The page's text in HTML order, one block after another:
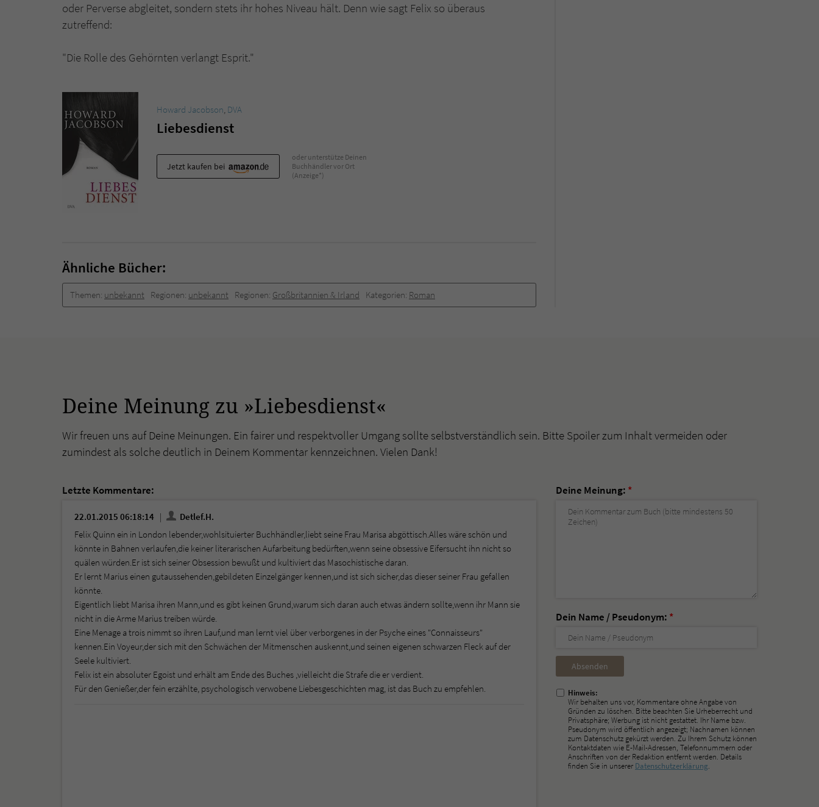
oder Perverse abgleitet, sondern stets ihr hohes Niveau hält. Denn wie sagt Felix so überaus
zutreffend:
"Die Rolle des Gehörnten verlangt Esprit."
Howard Jacobson, DVA
Liebesdienst
Jetzt kaufen bei
oder unterstütze Deinen
Buchhändler vor Ort
(Anzeige*)
Ähnliche Bücher:
Themen: unbekannt Regionen: unbekannt Regionen: Großbritannien & Irland Kategorien: Roman
Deine Meinung zu »Liebesdienst«
Wir freuen uns auf Deine Meinungen. Ein fairer und respektvoller Umgang sollte selbstverständlich sein. Bitte Spoiler zum Inhalt vermeiden oder
zumindest als solche deutlich in Deinem Kommentar kennzeichnen. Vielen Dank!
Letzte Kommentare:
22.01.2015 06:18:14
Detlef.H.
Felix Quinn ein in London lebender,wohlsituierter Buchhändler,liebt seine Frau Marisa abgöttisch.Alles wäre schön und
könnte in Bahnen verlaufen,die keiner literarischen Aufarbeitung bedürften,wenn seine obsessive Eifersucht ihn nicht so
quälen würden.Er ist sich seiner Obsession bewußt und kultiviert das Masochistische daran.
Er lernt Marius einen gutaussehenden,gebildeten Einzelgänger kennen,und ist sich sicher,das dieser seiner Frau gefallen
könnte.
Eigentlich liebt Marisa ihren Mann,und es gibt keinen Grund,warum sich daran auch etwas ändern sollte,wenn ihr Mann sie
nicht in die Arme Marius treiben würde.
Eine Menage a trois nimmt so ihren Lauf,und man lernt viel über verborgenes in der Psyche eines "Connaisseurs"
kennen.Ein Voyeur,der sich mit den Schwächen der Mitmenschen auskennt,und seinen eigenen schwarzen Fleck auf der
Seele kultiviert.
Felix ist ein absoluter Egoist und erhält am Ende des Buches ,vielleicht die Strafe die er verdient.
Für den Genießer,der fein erzählte, psychologisch verwobene Liebesgeschichten mag, ist das Buch zu empfehlen.
Deine Meinung: *
Dein Name / Pseudonym: *
Nicht
ausfüllen!
Hinweis:
Wir behalten uns vor, Kommentare ohne Angabe von
Gründen zu löschen. Bitte beachten Sie Urheberrecht und
Privatsphäre; Werbung ist nicht gestattet. Ihr Name bzw.
Pseudonym wird öffentlich angezeigt; Nachnamen können
zum Datenschutz gekürzt werden. Zu Ihrem Schutz können
Kontaktdaten wie E-Mail-Adressen, Telefonnummern oder
Anschriften von der Redaktion entfernt werden. Details
finden Sie in unserer Datenschutzerklärung.